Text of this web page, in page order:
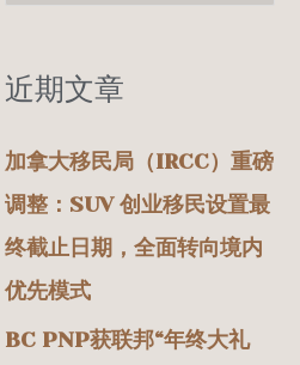
：
近期文章
加拿大移民局（IRCC）重磅
调整：SUV 创业移民设置最
终截止日期，全面转向境内
优先模式
BC PNP获联邦“年终大礼